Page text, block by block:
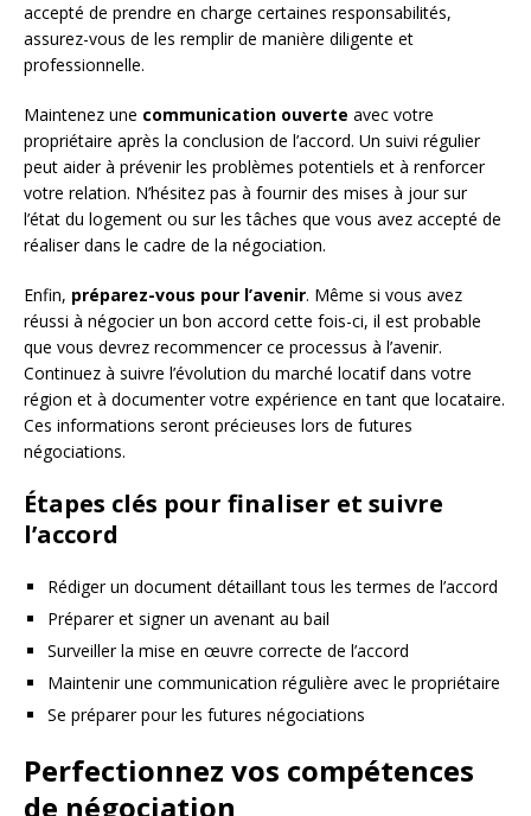
accepté de prendre en charge certaines responsabilités,
assurez-vous de les remplir de manière diligente et
professionnelle.
Maintenez une communication ouverte avec votre
propriétaire après la conclusion de l’accord. Un suivi régulier
peut aider à prévenir les problèmes potentiels et à renforcer
votre relation. N’hésitez pas à fournir des mises à jour sur
l’état du logement ou sur les tâches que vous avez accepté de
réaliser dans le cadre de la négociation.
Enfin, préparez-vous pour l’avenir. Même si vous avez
réussi à négocier un bon accord cette fois-ci, il est probable
que vous devrez recommencer ce processus à l’avenir.
Continuez à suivre l’évolution du marché locatif dans votre
région et à documenter votre expérience en tant que locataire.
Ces informations seront précieuses lors de futures
négociations.
Étapes clés pour finaliser et suivre
l’accord
Rédiger un document détaillant tous les termes de l’accord
Préparer et signer un avenant au bail
Surveiller la mise en œuvre correcte de l’accord
Maintenir une communication régulière avec le propriétaire
Se préparer pour les futures négociations
Perfectionnez vos compétences
de négociation